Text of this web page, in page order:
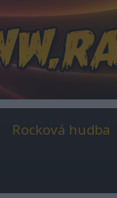
Rocková hudba